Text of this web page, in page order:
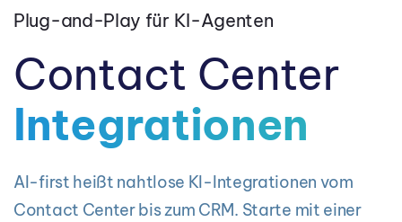
Plug-and-Play für KI-Agenten
Contact Center
Integrationen
AI-first heißt nahtlose KI-Integrationen vom
Contact Center bis zum CRM. Starte mit einer